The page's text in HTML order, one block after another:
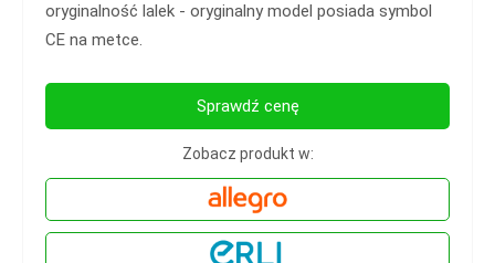
oryginalność lalek - oryginalny model posiada symbol
CE na metce.
Sprawdź cenę
Zobacz produkt w: